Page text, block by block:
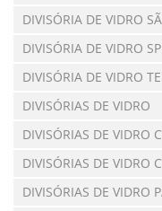
DIVISÓRIA DE VIDRO
DIVISÓRIA DE VIDRO SP
DIVISÓRIA DE VIDRO
DIVISÓRIAS DE VIDRO
DIVISÓRIAS DE VIDRO
DIVISÓRIAS DE VIDRO
DIVISÓRIAS DE VIDRO